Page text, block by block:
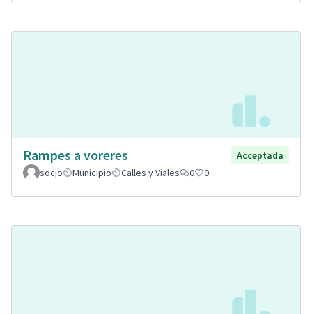
Rampes a voreres
Acceptada
socjo
Municipio Calles y Viales 0 0